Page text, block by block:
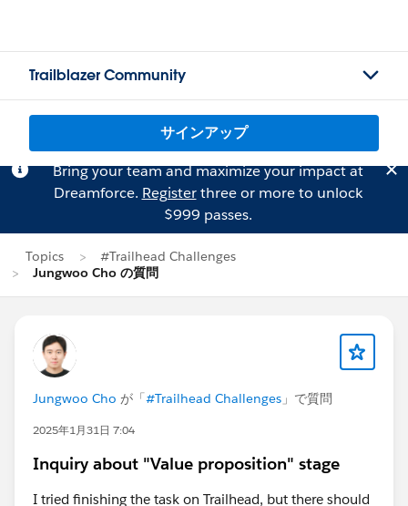
Trailblazer Community
サインアップ
Bring your team and maximize your impact at
Dreamforce. Registerthree or more to unlock
$999 passes.
Topics
#Trailhead Challenges
Jungwoo Cho の質問
Jungwoo Cho が「#Trailhead Challenges 」で質問
2025年1月31日 7:04
Inquiry about "Value proposition" stage
I tried finishing the task on Trailhead, but there should